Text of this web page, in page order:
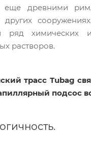
еще древними
ряд химических
растворов.
трасс Tubag
подсос